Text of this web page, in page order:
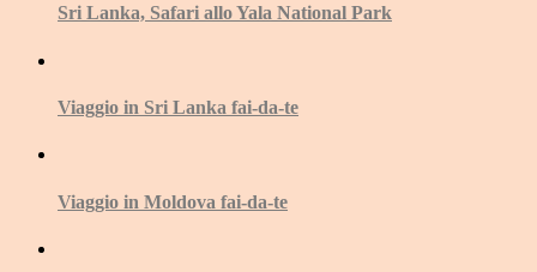
Sri Lanka, Safari allo Yala National Park
Viaggio in Sri Lanka fai-da-te
Viaggio in Moldova fai-da-te